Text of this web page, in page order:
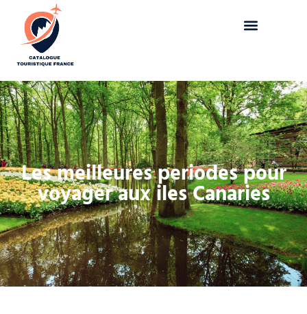
Les meilleures periodes pour
voyager aux iles Canaries